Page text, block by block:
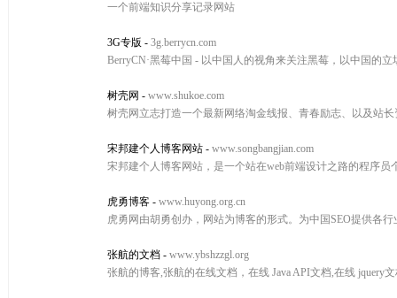
一个前端知识分享记录网站
3G专版 - 3g.berrycn.com
BerryCN·黑莓中国 - 以中国人的视角来关注黑莓，以中国的
树壳网 - www.shukoe.com
树壳网立志打造一个最新网络淘金线报、青春励志、以及站
宋邦建个人博客网站 - www.songbangjian.com
宋邦建个人博客网站，是一个站在web前端设计之路的程序
虎勇博客 - www.huyong.org.cn
虎勇网由胡勇创办，网站为博客的形式。为中国SEO提供各
张航的文档 - www.ybshzzgl.org
张航的博客,张航的在线文档，在线 Java API文档,在线 jquery